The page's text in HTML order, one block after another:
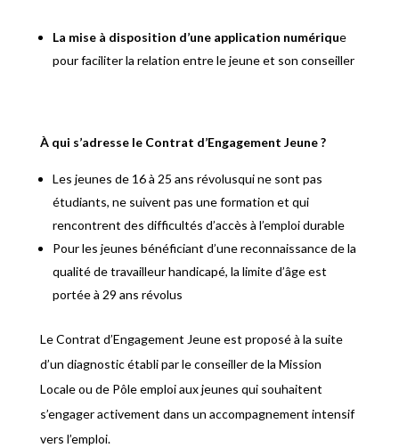
La mise à disposition d’une application numérique
pour faciliter la relation entre le jeune et son conseiller
À qui s’adresse le Contrat d’Engagement Jeune ?
Les jeunes de 16 à 25 ans révolusqui ne sont pas
étudiants, ne suivent pas une formation et qui
rencontrent des difficultés d’accès à l’emploi durable
Pour les jeunes bénéficiant d’une reconnaissance de la
qualité de travailleur handicapé, la limite d’âge est
portée à 29 ans révolus
Le Contrat d’Engagement Jeune est proposé à la suite
d’un diagnostic établi par le conseiller de la Mission
Locale ou de Pôle emploi aux jeunes qui souhaitent
s’engager activement dans un accompagnement intensif
vers l’emploi.